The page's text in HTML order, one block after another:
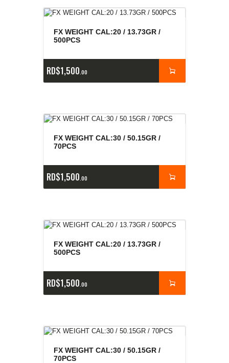
FX WEIGHT CAL:20 / 13.73GR /
500PCS
RD$1,500 00
FX WEIGHT CAL:30 / 50.15GR /
70PCS
RD$1,500 00
FX WEIGHT CAL:20 / 13.73GR /
500PCS
RD$1,500 00
FX WEIGHT CAL:30 / 50.15GR /
70PCS